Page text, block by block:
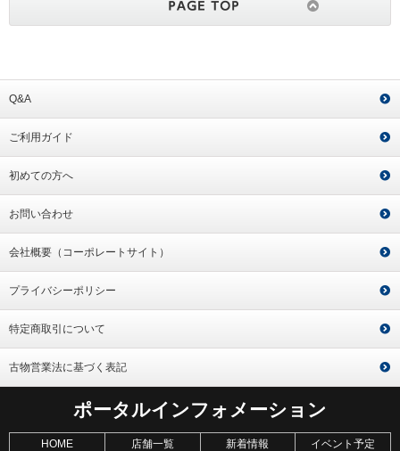
Q&A
ご利用ガイド
初めての方へ
お問い合わせ
会社概要（コーポレートサイト）
プライバシーポリシー
特定商取引について
古物営業法に基づく表記
ポータルインフォメーション
HOME 店舗一覧 新着情報 イベント予定